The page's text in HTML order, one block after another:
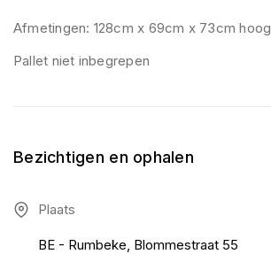
Afmetingen: 128cm x 69cm x 73cm hoog
Pallet niet inbegrepen
Bezichtigen en ophalen
Plaats
BE - Rumbeke, Blommestraat 55